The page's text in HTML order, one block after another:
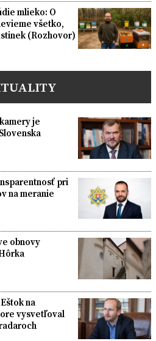
mlieko: O
všetko,
(Rozhovor)
je
pri
na meranie
obnovy
na
vysvetľoval